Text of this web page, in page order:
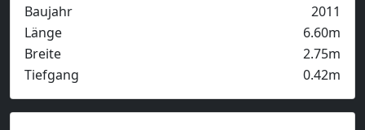
Baujahr
2011
Länge
6.60m
Breite
2.75m
Tiefgang
0.42m